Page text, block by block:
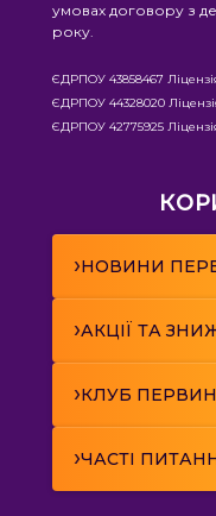
умовах договору з
року.
ЄДРПОУ 43858467
ЄДРПОУ 44328020
ЄДРПОУ 42775925
›НОВИНИ
›АКЦІЇ ТА
›КЛУБ
›ЧАСТІ